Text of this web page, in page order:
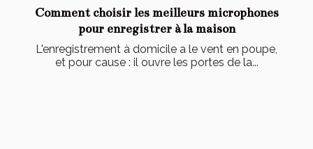
Comment choisir les meilleurs microphones
pour enregistrer à la maison
L'enregistrement à domicile a le vent en poupe,
et pour cause : il ouvre les portes de la...